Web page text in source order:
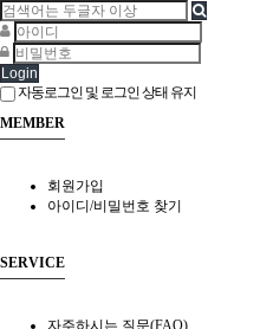
Login
자동로그인 및 로그인 상태 유지
MEMBER
회원가입
아이디/비밀번호 찾기
SERVICE
자주하시는 질문(FAQ)